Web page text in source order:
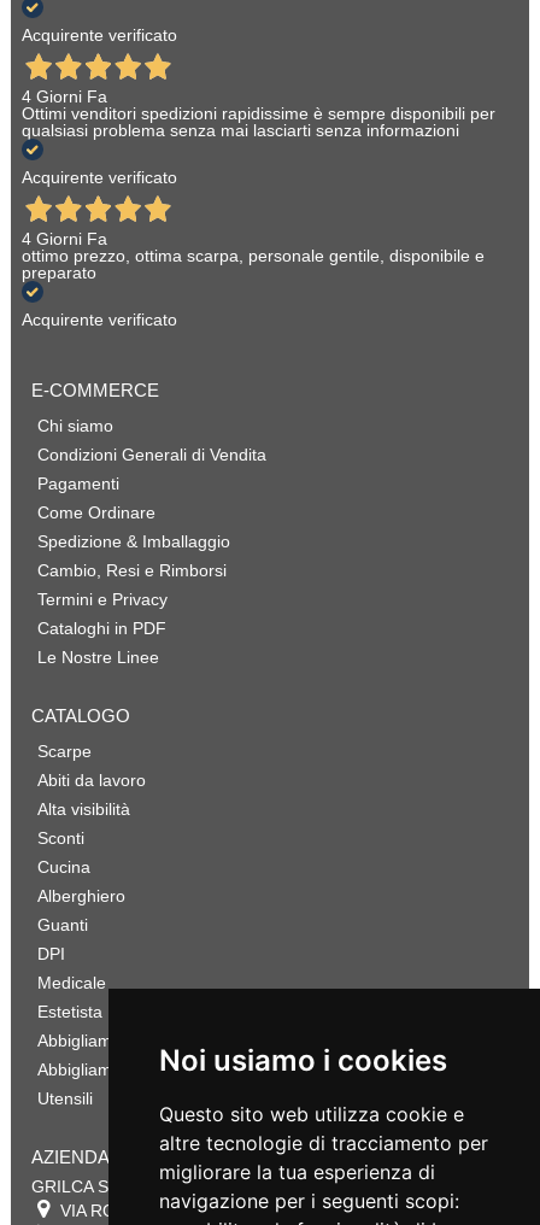
Noi usiamo i cookies
Questo sito web utilizza cookie e
altre tecnologie di tracciamento per
migliorare la tua esperienza di
navigazione per i seguenti scopi:
Acquirente verificato
4 Giorni Fa
Ottimi venditori spedizioni rapidissime è sempre disponibili per
qualsiasi problema senza mai lasciarti senza informazioni
Acquirente verificato
4 Giorni Fa
ottimo prezzo, ottima scarpa, personale gentile, disponibile e
preparato
Acquirente verificato
E-COMMERCE
Chi siamo
Condizioni Generali di Vendita
Pagamenti
Come Ordinare
Spedizione & Imballaggio
Cambio, Resi e Rimborsi
Termini e Privacy
Cataloghi in PDF
Le Nostre Linee
CATALOGO
Scarpe
Abiti da lavoro
Alta visibilità
Sconti
Cucina
Alberghiero
Guanti
DPI
Medicale
Estetista
Abbigliamento Sportivo
Abbigliamento Bambino
Utensili
AZIENDA
GRILCA SRL
VIA ROMA 180 88054 SERSALE , CZ